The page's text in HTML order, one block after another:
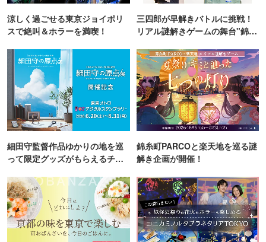
涼しく過ごせる東京ジョイポリ
スで絶叫＆ホラーを満喫！
三四郎が早解きバトルに挑戦！
リアル謎解きゲームの舞台"錦糸
細田守監督作品ゆかりの地を巡
って限定グッズがもらえるチャ
錦糸町PARCOと楽天地を巡る謎
解き企画が開催！